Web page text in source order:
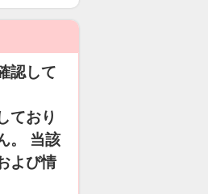
認して
ており
。 当該
よび情